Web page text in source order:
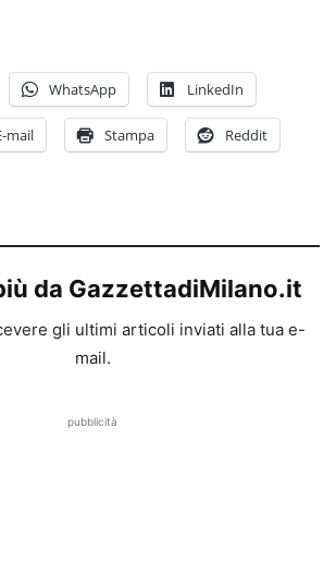
WhatsApp LinkedIn
mail Stampa Reddit
da GazzettadiMilano.it
gli ultimi articoli inviati alla tua e-
mail.
pubblicità